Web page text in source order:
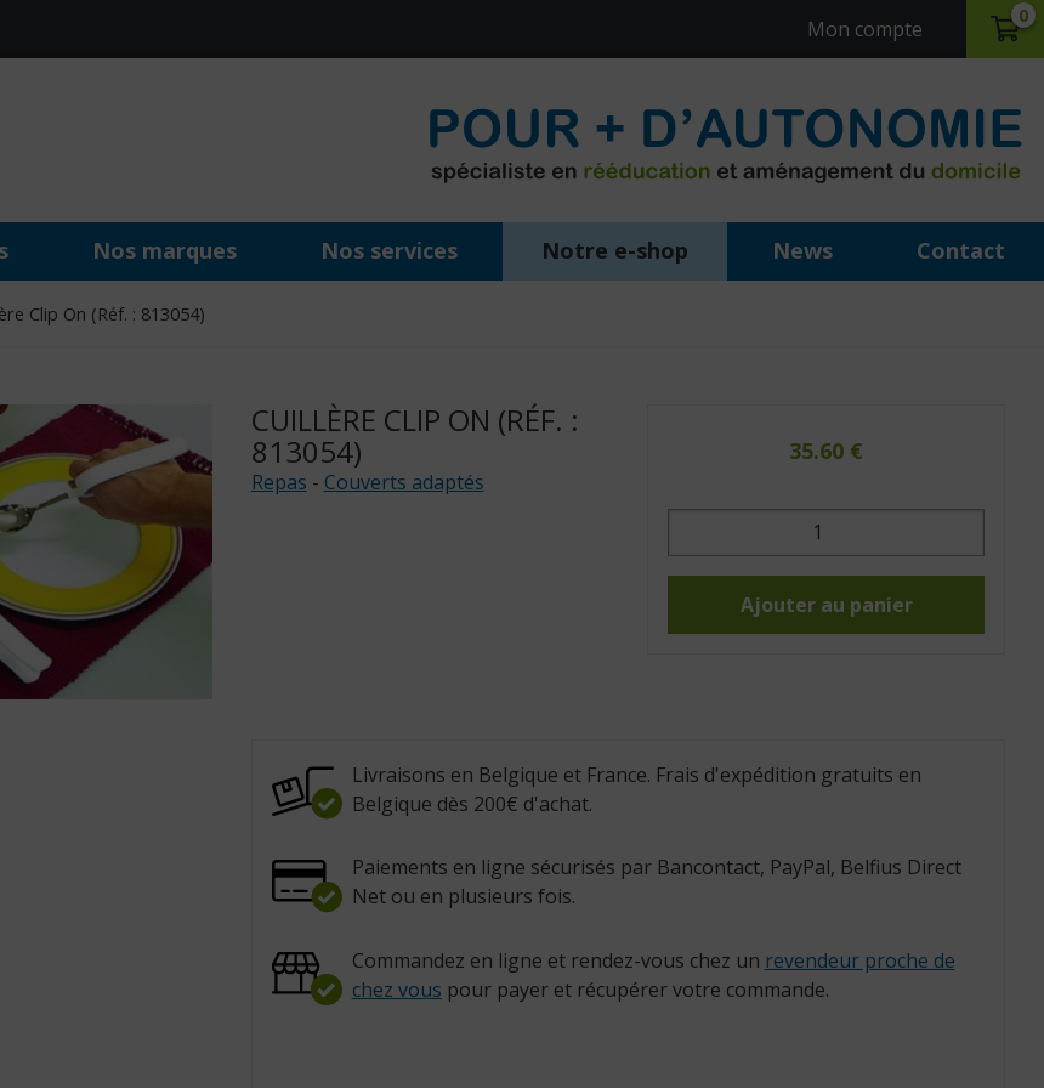
Mon compte
0
Nos marques Nos services Notre e-shop News Contact
Clip On (Réf. : 813054)
CUILLÈRE CLIP ON (RÉF. :
813054)
Repas - Couverts adaptés
35.60 €
quantité
On
813054)
Ajouter au panier
Livraisons en Belgique et France. Frais d'expédition gratuits en
Belgique dès 200€ d'achat.
Paiements en ligne sécurisés par Bancontact, PayPal, Belfius Direct
Net ou en plusieurs fois.
Commandez en ligne et rendez-vous chez un revendeur proche de
chez vous pour payer et récupérer votre commande.